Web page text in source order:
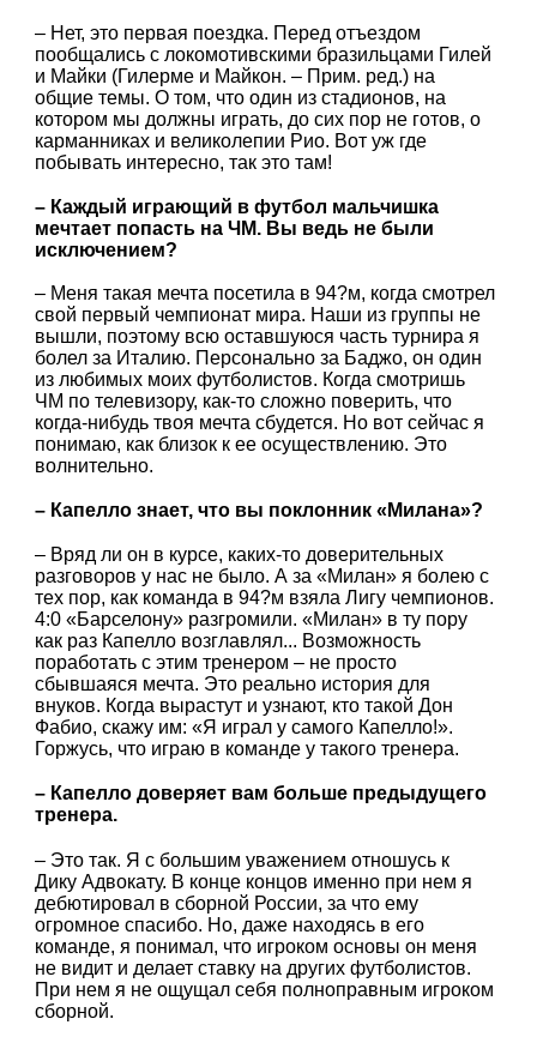
– Нет, это первая поездка. Перед отъездом
пообщались с локомотивскими бразильцами Гилей
и Майки (Гилерме и Майкон. – Прим. ред.) на
общие темы. О том, что один из стадионов, на
котором мы должны играть, до сих пор не готов, о
карманниках и великолепии Рио. Вот уж где
побывать интересно, так это там!
– Каждый играющий в футбол мальчишка
мечтает попасть на ЧМ. Вы ведь не были
исключением?
– Меня такая мечта посетила в 94?м, когда смотрел
свой первый чемпионат мира. Наши из группы не
вышли, поэтому всю оставшуюся часть турнира я
болел за Италию. Персонально за Баджо, он один
из любимых моих футболистов. Когда смотришь
ЧМ по телевизору, как-то сложно поверить, что
когда-нибудь твоя мечта сбудется. Но вот сейчас я
понимаю, как близок к ее осуществлению. Это
волнительно.
– Капелло знает, что вы поклонник «Милана»?
– Вряд ли он в курсе, каких-то доверительных
разговоров у нас не было. А за «Милан» я болею с
тех пор, как команда в 94?м взяла Лигу чемпионов.
4:0 «Барселону» разгромили. «Милан» в ту пору
как раз Капелло возглавлял... Возможность
поработать с этим тренером – не просто
сбывшаяся мечта. Это реально история для
внуков. Когда вырастут и узнают, кто такой Дон
Фабио, скажу им: «Я играл у самого Капелло!».
Горжусь, что играю в команде у такого тренера.
– Капелло доверяет вам больше предыдущего
тренера.
– Это так. Я с большим уважением отношусь к
Дику Адвокату. В конце концов именно при нем я
дебютировал в сборной России, за что ему
огромное спасибо. Но, даже находясь в его
команде, я понимал, что игроком основы он меня
не видит и делает ставку на других футболистов.
При нем я не ощущал себя полноправным игроком
сборной.